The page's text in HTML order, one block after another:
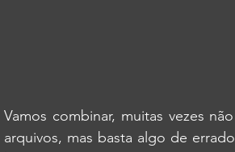
Vamos combinar, muitas vezes
arquivos, mas basta algo de